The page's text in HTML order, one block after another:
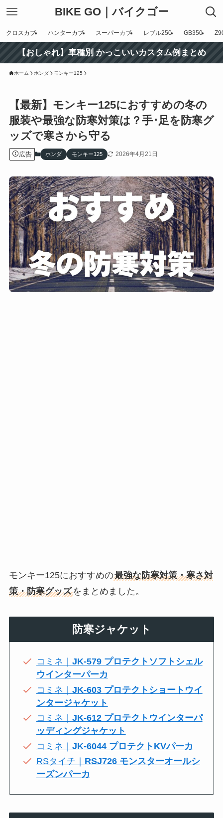
BIKE GO｜バイクゴー
クロスカブ ハンターカブ スーパーカブ レブル250 GB350
【おしゃれ】車種別 かっこいいカスタム例まとめ
ホーム ホンダ モンキー125
【最新】モンキー125におすすめの冬の
服装や最強な防寒対策は？手･足を防寒グ
ッズで寒さから守る
広告 ホンダ モンキー125 2026年4月21日
モンキー125におすすめの最強な防寒対策・寒さ対
策・防寒グッズをまとめました。
防寒ジャケット
コミネ｜ JK-579 プロテクトソフトシェル
ウインターパーカ
コミネ｜ JK-603 プロテクトショートウイ
ンタージャケット
コミネ｜ JK-612 プロテクトウインターパ
ッディングジャケット
コミネ｜ JK-6044 プロテクトKVパーカ
RSタイチ｜ RSJ726 モンスターオールシ
ーズンパーカ